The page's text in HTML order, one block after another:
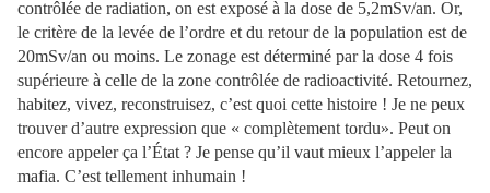
contrôlée de radiation, on est exposé à la dose de 5,2mSv/an. Or,
le critère de la levée de l’ordre et du retour de la population est de
20mSv/an ou moins. Le zonage est déterminé par la dose 4 fois
supérieure à celle de la zone contrôlée de radioactivité. Retournez,
habitez, vivez, reconstruisez, c’est quoi cette histoire ! Je ne peux
trouver d’autre expression que « complètement tordu». Peut on
encore appeler ça l’État ? Je pense qu’il vaut mieux l’appeler la
mafia. C’est tellement inhumain !